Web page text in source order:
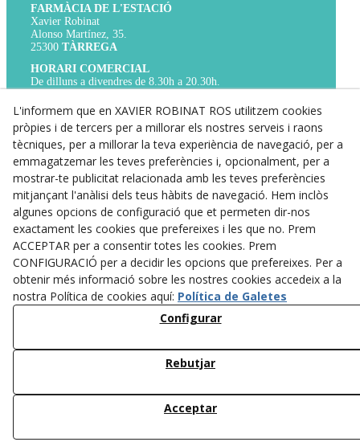
FARMÀCIA DE L'ESTACIÓ
Xavier Robinat
Alonso Martínez, 35.
25300 TÀRREGA
HORARI COMERCIAL
De dilluns a divendres de 8.30h a 20.30h.
TELÈFON
Per a qualsevol cosa que necessitis,
truca’ns al 973 31 01 17.
WHATS APP
Si no és urgent, pots contactar amb nosaltres
a través del nostre WhatsApp 673 843 607
Avís Legal
Política de Privacitat
Política de Cookies
© 08/2026 ROROFARM, S.L. - Tots els drets reservats.
L'informem que en XAVIER ROBINAT ROS utilitzem cookies
pròpies i de tercers per a millorar els nostres serveis i raons
tècniques, per a millorar la teva experiència de navegació, per a
emmagatzemar les teves preferències i, opcionalment, per a
mostrar-te publicitat relacionada amb les teves preferències
mitjançant l'anàlisi dels teus hàbits de navegació. Hem inclòs
algunes opcions de configuració que et permeten dir-nos
exactament les cookies que prefereixes i les que no. Prem
ACCEPTAR per a consentir totes les cookies. Prem
CONFIGURACIÓ per a decidir les opcions que prefereixes. Per a
obtenir més informació sobre les nostres cookies accedeix a la
nostra Política de cookies aquí: Política de Galetes
Configurar
Rebutjar
Acceptar